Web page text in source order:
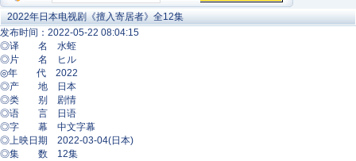
2022年日本电视剧《擅入寄居者》全12集
发布时间：2022-05-22 08:04:15
◎译 名 水蛭
◎片 名 ヒル
◎年 代 2022
◎产 地 日本
◎类 别 剧情
◎语 言 日语
◎字 幕 中文字幕
◎上映日期 2022-03-04(日本)
◎集 数 12集